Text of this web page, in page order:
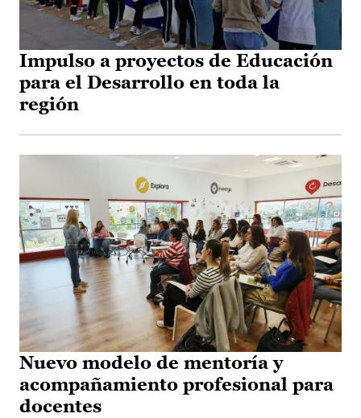
Impulso a proyectos de Educación
para el Desarrollo en toda la
región
Nuevo modelo de mentoría y
acompañamiento profesional para
docentes